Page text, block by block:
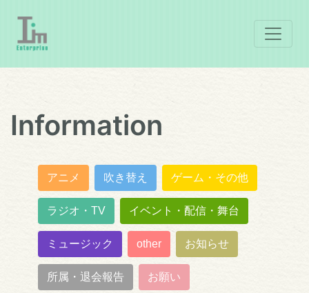
Information
アニメ 吹き替え ゲーム・その他
ラジオ・TV イベント・配信・舞台
ミュージック other お知らせ
所属・退会報告 お願い